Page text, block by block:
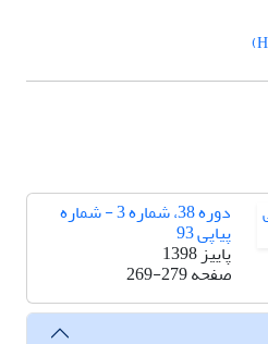
دوره 38، شماره 3 - شماره
پیاپی 93
پاییز 1398
صفحه269-279